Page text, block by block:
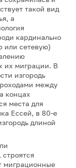
такой вид
а
кардинально
или сетевую)
их миграции. В
изгородь
между
концах
места для
Ессей, в 80-е
длиной
строятся
миграционные